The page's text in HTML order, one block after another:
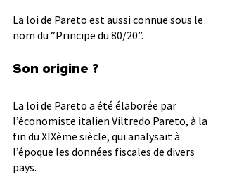
La loi de Pareto est aussi connue sous le
nom du “Principe du 80/20”.
Son origine ?
La loi de Pareto a été élaborée par
l’économiste italien Viltredo Pareto, à la
fin du XIXème siècle, qui analysait à
l’époque les données fiscales de divers
pays.